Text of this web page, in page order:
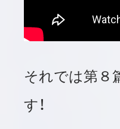
それでは第８
す！